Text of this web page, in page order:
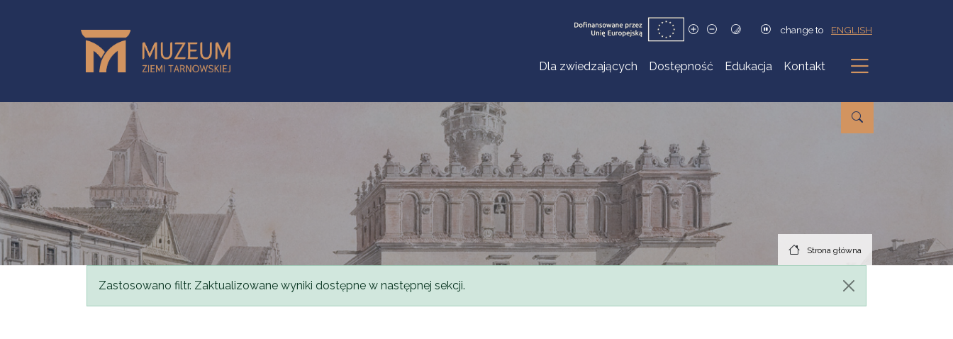
change to ENGLISH
Dla zwiedzających Dostępność Edukacja Kontakt
Podmenu
Strona główna
Komunikat
Zastosowano filtr. Zaktualizowane wyniki dostępne w następnej sekcji.